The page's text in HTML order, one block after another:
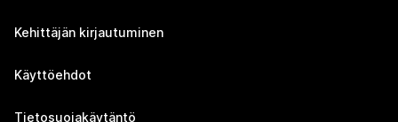
Kehittäjän kirjautuminen
Käyttöehdot
Tietosuojakäytäntö